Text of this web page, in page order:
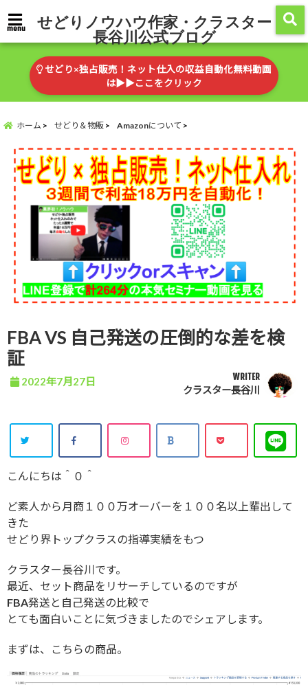
menu せどりノウハウ作家・クラスター
長谷川公式ブログ
せどり×独占販売！ネット仕入の収益自動化無料動画
は▶︎▶︎ここをクリック
ホーム せどり＆物販 Amazonについて
FBA VS 自己発送の圧倒的な差を検
証
2022年7月27日 WRITER
クラスター長谷川
こんにちは＾０＾
ど素人から月商１００万オーバーを１００名以上輩出して
きた
せどり界トップクラスの指導実績をもつ
クラスター長谷川です。
最近、セット商品をリサーチしているのですが
FBA発送と自己発送の比較で
とても面白いことに気づきましたのでシェアします。
まずは、こちらの商品。